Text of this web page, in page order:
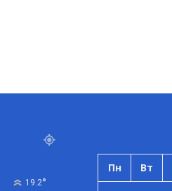
19.2°
Пн Вт